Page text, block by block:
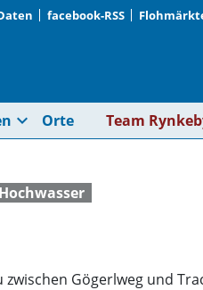
facebook-RSS
expand_more Orte Team
Hochwasser
Gögerlweg und